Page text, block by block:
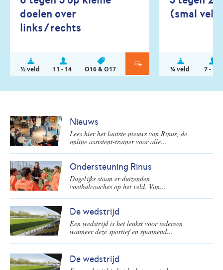
doelen over
links/rechts
½ veld 11 - 14 O16 & O17
(smal
¼ veld 7 - 10
Nieuws
Lees hier het laatste nieuws van Rinus, de
online assistent-trainer voor alle
Ondersteuning Rinus
Dagelijks staan er duizenden
voetbalcoaches op het veld. Van
amateurvelden mogelijk en staan aan de
basis van de ontwikkeling van nieuwe
voetbalsterren. De KNVB biedt speciaal
voor deze voetbalcoaches een online
platform: Rinus.
De wedstrijd
Een wedstrijd is het leukst voor iedereen
wanneer deze sportief en spannend
kunnen. En natuurlijk ook wat ze weer
hebben geleerd in de training(en). Op welke
De wedstrijd